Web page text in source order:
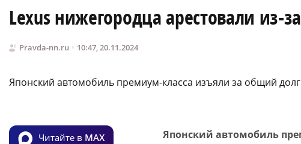
Lexus нижегородца арестовали из-
Pravda-nn.ru 10:47, 20.11.2024
Японский автомобиль премиум-класса изъяли за общий
Читайте в MAX
Японский автомобиль